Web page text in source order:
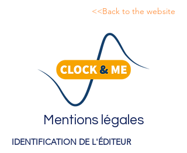
<<Back to the website
Mentions légales
IDENTIFICATION DE L'ÉDITEUR